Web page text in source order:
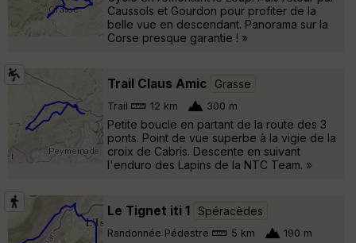
Caussols et Gourdon pour profiter de la
belle vue en descendant. Panorama sur la
Corse presque garantie ! »
Trail Claus Amic Grasse
Trail 12 km 300 m
Petite boucle en partant de la route des 3
ponts. Point de vue superbe à la vigie de la
croix de Cabris. Descente en suivant
l'enduro des Lapins de la NTC Team. »
Le Tignet iti 1 Spéracèdes
Randonnée Pédestre 5 km 190 m